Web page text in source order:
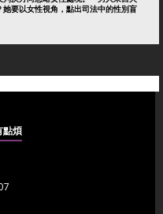
要以女性視角，點出司法中的性別盲
點煩